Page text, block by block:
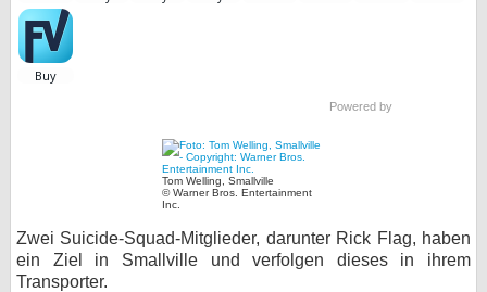
Powered by
Tom Welling, Smallville
© Warner Bros. Entertainment
Inc.
Zwei Suicide-Squad-Mitglieder, darunter Rick Flag, haben
ein Ziel in Smallville und verfolgen dieses in ihrem
Transporter.
Cookie-Einstellungen
Desktop-Ansicht